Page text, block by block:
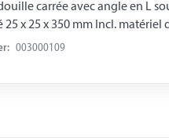
carrée avec angle en L
25 x 25 x 350 mm Incl. matériel
003000109